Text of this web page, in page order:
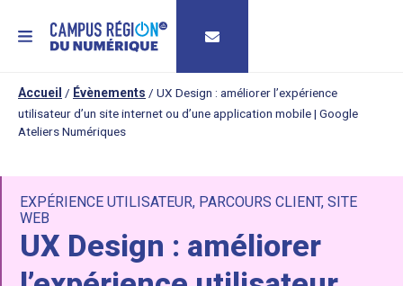
MENU
Accueil / Évènements / UX Design : améliorer l’expérience
utilisateur d’un site internet ou d’une application mobile | Google
Ateliers Numériques
EXPÉRIENCE UTILISATEUR, PARCOURS CLIENT, SITE
WEB
UX Design : améliorer